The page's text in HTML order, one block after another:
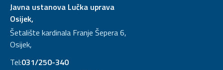
Javna ustanova Lučka uprava
Osijek,
Šetalište kardinala Franje Šepera 6,
Osijek,
Tel:031/250-340